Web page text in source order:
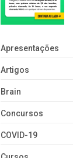
Apresentações
Artigos
Brain
Concursos
COVID-19